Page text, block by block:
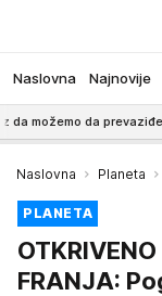
Naslovna Najnovije
da prevaziđemo
Naslovna Planeta
PLANETA
FRANJA: